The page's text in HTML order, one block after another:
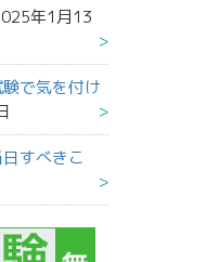
年1月13
で気を付け
すべきこ